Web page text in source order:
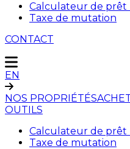
Calculateur de prêt
Taxe de mutation
CONTACT
EN
NOS PROPRIÉTÉS
OUTILS
Calculateur de prêt
Taxe de mutation